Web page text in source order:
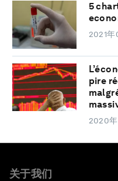
5
2021年
pire
2020年
关于我们